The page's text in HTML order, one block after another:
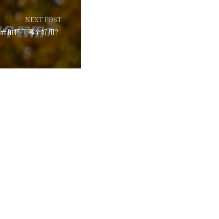
NEXT POST
和杯子哪个好用？